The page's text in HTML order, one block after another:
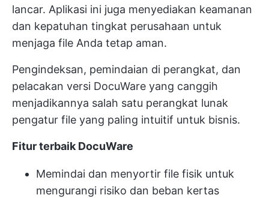
lancar. Aplikasi ini juga menyediakan keamanan
dan kepatuhan tingkat perusahaan untuk
menjaga file Anda tetap aman.
Pengindeksan, pemindaian di perangkat, dan
pelacakan versi DocuWare yang canggih
menjadikannya salah satu perangkat lunak
pengatur file yang paling intuitif untuk bisnis.
Fitur terbaik DocuWare
Memindai dan menyortir file fisik untuk
mengurangi risiko dan beban kertas